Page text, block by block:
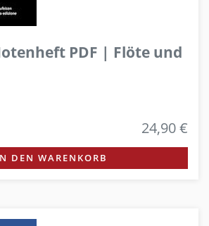
PDF | Flöte und
24,90 €
DEN WARENKORB